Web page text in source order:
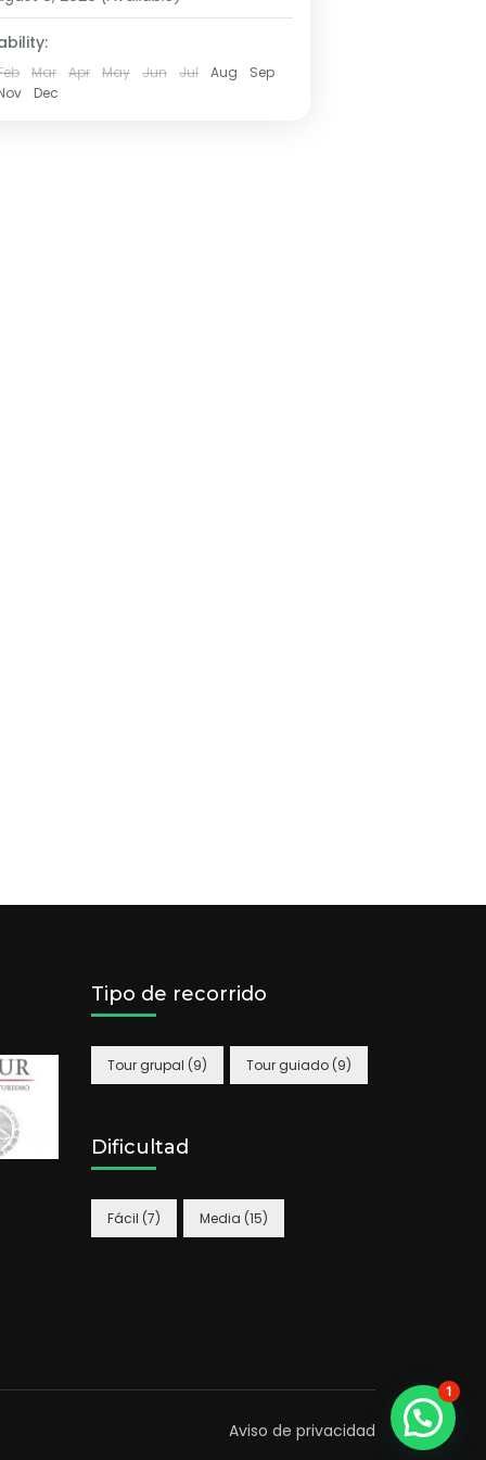
Mar Apr May Jun Jul Aug
Sep
Dec
Tipo de recorrido
Tour grupal (9) Tour guiado(9)
Dificultad
Fácil (7) Media (15)
Aviso de privacidad
1